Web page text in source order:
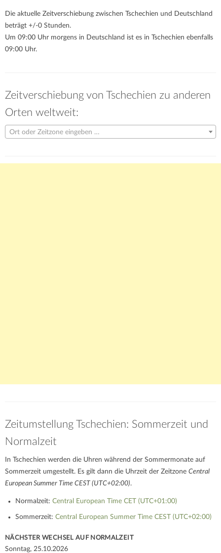
Die aktuelle Zeitverschiebung zwischen Tschechien und Deutschland
beträgt +/-0 Stunden.
Um 09:00 Uhr morgens in Deutschland ist es in Tschechien ebenfalls
09:00 Uhr.
Zeitverschiebung von Tschechien zu anderen
Orten weltweit:
Ort oder Zeitzone eingeben …
Zeitumstellung Tschechien: Sommerzeit und
Normalzeit
In Tschechien werden die Uhren während der Sommermonate auf
Sommerzeit umgestellt. Es gilt dann die Uhrzeit der Zeitzone Central
European Summer Time CEST (UTC+02:00).
Normalzeit: Central European Time CET (UTC+01:00)
Sommerzeit: Central European Summer Time CEST (UTC+02:00)
NÄCHSTER WECHSEL AUF NORMALZEIT
Sonntag, 25.10.2026